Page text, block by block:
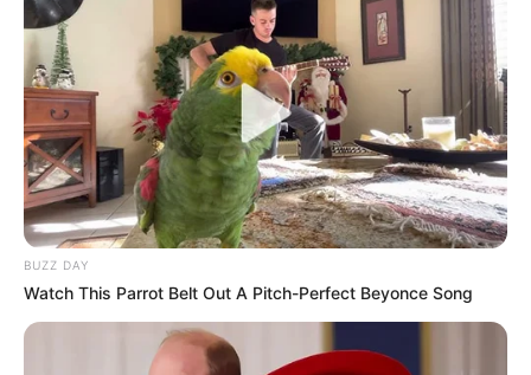
BUZZ DAY
Watch This Parrot Belt Out A Pitch-Perfect Beyonce Song